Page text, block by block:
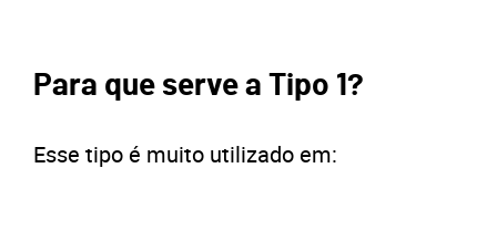
Para que serve a Tipo 1?
Esse tipo é muito utilizado em: